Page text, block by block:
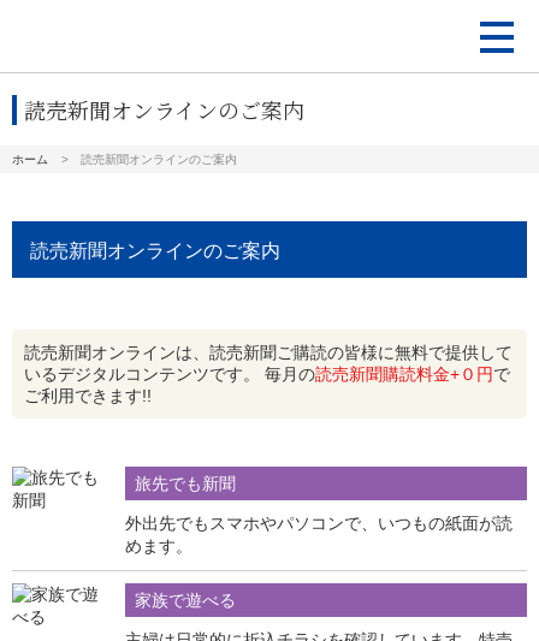
toggle
読売新聞オンラインのご案内
ホーム 読売新聞オンラインのご案内
読売新聞オンラインのご案内
読売新聞オンラインは、読売新聞ご購読の皆様に無料で提供して
いるデジタルコンテンツです。 毎月の読売新聞購読料金+０円で
ご利用できます!!
旅先でも新聞
外出先でもスマホやパソコンで、いつもの紙面が読
めます。
家族で遊べる